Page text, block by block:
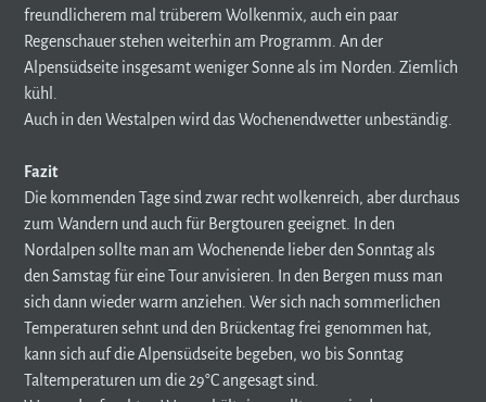
freundlicherem mal trüberem Wolkenmix, auch ein paar
Regenschauer stehen weiterhin am Programm. An der
Alpensüdseite insgesamt weniger Sonne als im Norden. Ziemlich
kühl.
Auch in den Westalpen wird das Wochenendwetter unbeständig.
Fazit
Die kommenden Tage sind zwar recht wolkenreich, aber durchaus
zum Wandern und auch für Bergtouren geeignet. In den
Nordalpen sollte man am Wochenende lieber den Sonntag als
den Samstag für eine Tour anvisieren. In den Bergen muss man
sich dann wieder warm anziehen. Wer sich nach sommerlichen
Temperaturen sehnt und den Brückentag frei genommen hat,
kann sich auf die Alpensüdseite begeben, wo bis Sonntag
Taltemperaturen um die 29°C angesagt sind.